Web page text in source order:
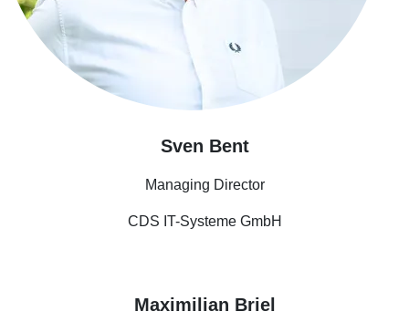
Sven Bent
Managing Director
CDS IT-Systeme GmbH
Maximilian Briel